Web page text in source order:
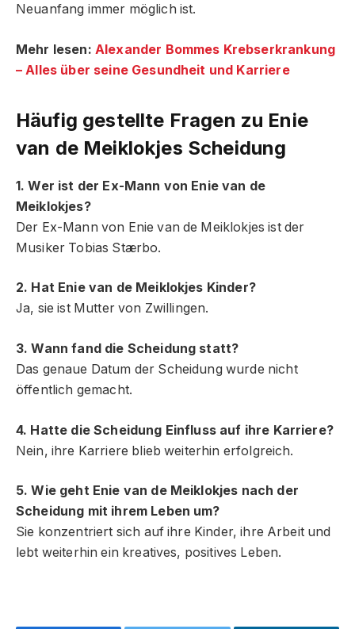
Neuanfang immer möglich ist.
Mehr lesen: Alexander Bommes Krebserkrankung
– Alles über seine Gesundheit und Karriere
Häufig gestellte Fragen zu Enie
van de Meiklokjes Scheidung
1. Wer ist der Ex-Mann von Enie van de
Meiklokjes?
Der Ex-Mann von Enie van de Meiklokjes ist der
Musiker Tobias Stærbo.
2. Hat Enie van de Meiklokjes Kinder?
Ja, sie ist Mutter von Zwillingen.
3. Wann fand die Scheidung statt?
Das genaue Datum der Scheidung wurde nicht
öffentlich gemacht.
4. Hatte die Scheidung Einfluss auf ihre Karriere?
Nein, ihre Karriere blieb weiterhin erfolgreich.
5. Wie geht Enie van de Meiklokjes nach der
Scheidung mit ihrem Leben um?
Sie konzentriert sich auf ihre Kinder, ihre Arbeit und
lebt weiterhin ein kreatives, positives Leben.